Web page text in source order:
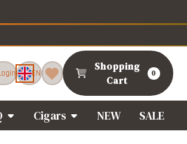
EN
Shopping
Cart
0
Cigars NEW SALE